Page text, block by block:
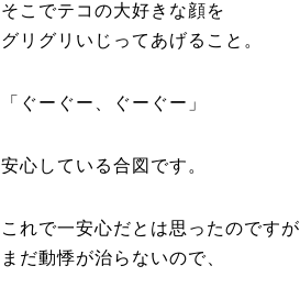
そこでテコの大好きな顔を
グリグリいじってあげること。
「ぐーぐー、ぐーぐー」
安心している合図です。
これで一安心だとは思ったのですが
まだ動悸が治らないので、